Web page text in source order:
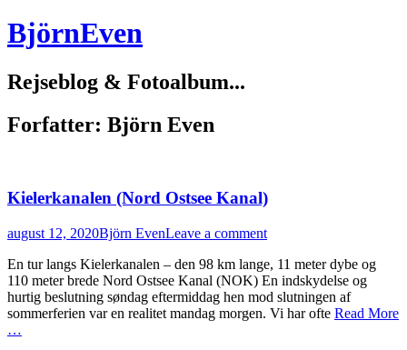
BjörnEven
Rejseblog & Fotoalbum...
Forfatter: Björn Even
Kielerkanalen (Nord Ostsee Kanal)
Posted
august 12, 2020Author
Björn EvenLeave a comment
En tur langs Kielerkanalen – den 98 km lange, 11 meter dybe og
110 meter brede Nord Ostsee Kanal (NOK) En indskydelse og
hurtig beslutning søndag eftermiddag hen mod slutningen af
sommerferien var en realitet mandag morgen. Vi har ofte Read More
…